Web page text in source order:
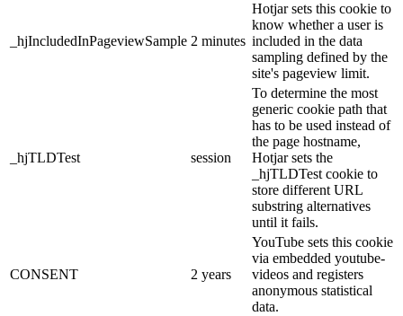
_hjIncludedInPageviewSample 2 minutes
Hotjar sets this cookie to
know whether a user is
included in the data
sampling defined by the
site's pageview limit.
_hjTLDTest session
To determine the most
generic cookie path that
has to be used instead of
the page hostname,
Hotjar sets the
_hjTLDTest cookie to
store different URL
substring alternatives
until it fails.
CONSENT 2 years
YouTube sets this cookie
via embedded youtube-
videos and registers
anonymous statistical
data.